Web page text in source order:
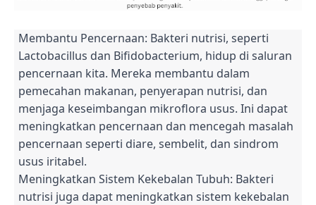
Membantu Pencernaan: Bakteri nutrisi, seperti
Lactobacillus dan Bifidobacterium, hidup di saluran
pencernaan kita. Mereka membantu dalam
pemecahan makanan, penyerapan nutrisi, dan
menjaga keseimbangan mikroflora usus. Ini dapat
meningkatkan pencernaan dan mencegah masalah
pencernaan seperti diare, sembelit, dan sindrom
usus iritabel.
Meningkatkan Sistem Kekebalan Tubuh: Bakteri
nutrisi juga dapat meningkatkan sistem kekebalan